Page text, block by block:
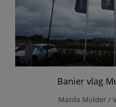
Banier vlag
Mazda Mulder /